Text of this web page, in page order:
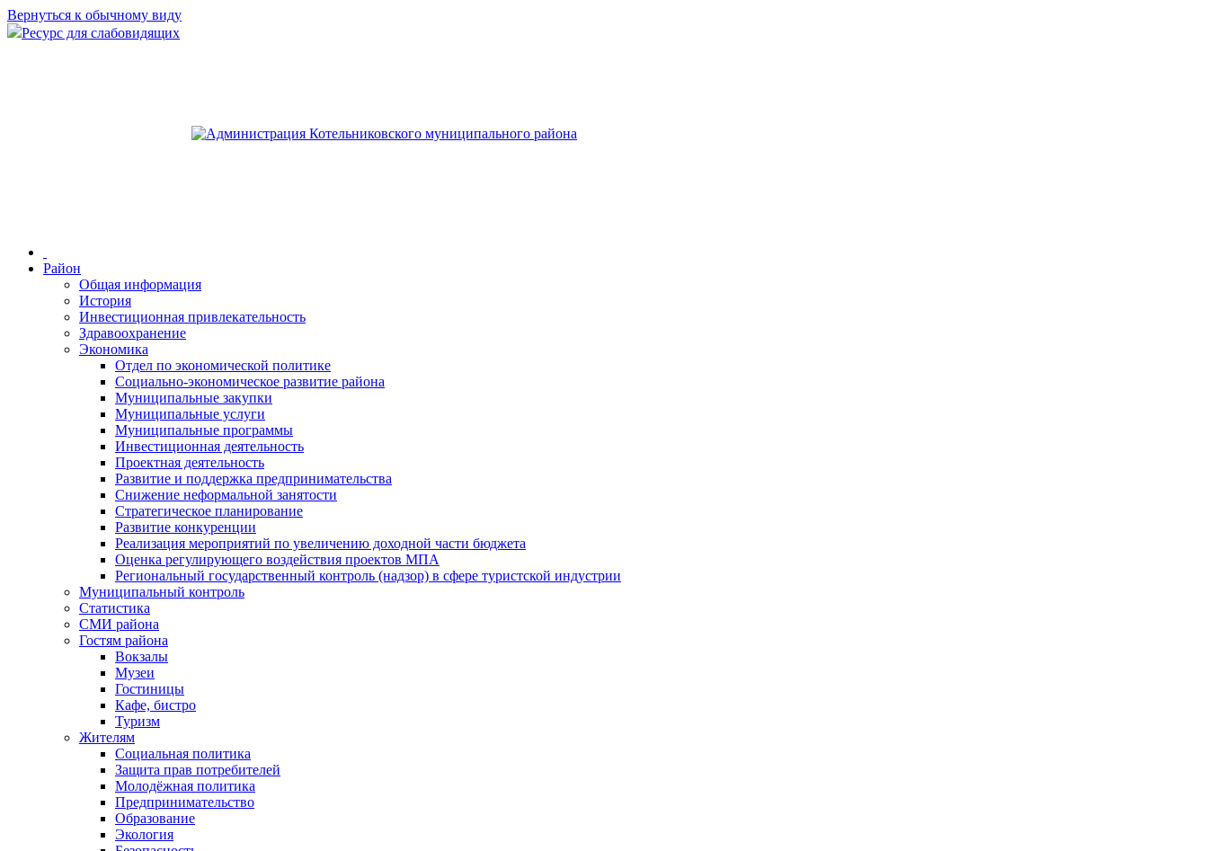
Вернуться к обычному виду
Ресурс для слабовидящих
Район
Общая информация
История
Инвестиционная привлекательность
Здравоохранение
Экономика
Отдел по экономической политике
Социально-экономическое развитие района
Муниципальные закупки
Муниципальные услуги
Муниципальные программы
Инвестиционная деятельность
Проектная деятельность
Развитие и поддержка предпринимательства
Снижение неформальной занятости
Стратегическое планирование
Развитие конкуренции
Реализация мероприятий по увеличению доходной части бюджета
Оценка регулирующего воздействия проектов МПА
Региональный государственный контроль (надзор) в сфере туристской индустрии
Муниципальный контроль
Статистика
СМИ района
Гостям района
Вокзалы
Музеи
Гостиницы
Кафе, бистро
Туризм
Жителям
Социальная политика
Защита прав потребителей
Молодёжная политика
Предпринимательство
Образование
Экология